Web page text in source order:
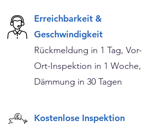
Erreichbarkeit &
Geschwindigkeit
Rückmeldung in 1 Tag, Vor-
Ort-Inspektion in 1 Woche,
Dämmung in 30 Tagen
Kostenlose Inspektion